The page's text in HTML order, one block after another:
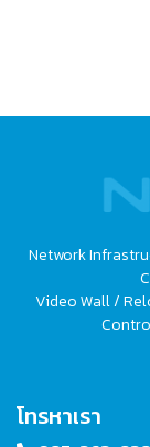
Network
Video Wall /
โทรหาเรา